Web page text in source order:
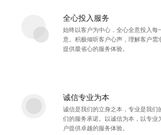
全心投入服务
始终以客户为中心，全心全意投入每
意。积极倾听客户心声，理解客户需
提供最省心的服务体验。
诚信专业为本
诚信是我们的立身之本，专业是我们
们的服务承诺。以诚信为本，以专业
户提供卓越的服务体验。